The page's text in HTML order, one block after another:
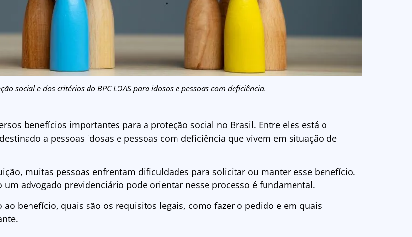
social e dos critérios do BPC LOAS para idosos e pessoas com deficiência.
benefícios importantes para a proteção social no Brasil. Entre eles está o
a pessoas idosas e pessoas com deficiência que vivem em situação de
muitas pessoas enfrentam dificuldades para solicitar ou manter esse benefício.
advogado previdenciário pode orientar nesse processo é fundamental.
benefício, quais são os requisitos legais, como fazer o pedido e em quais